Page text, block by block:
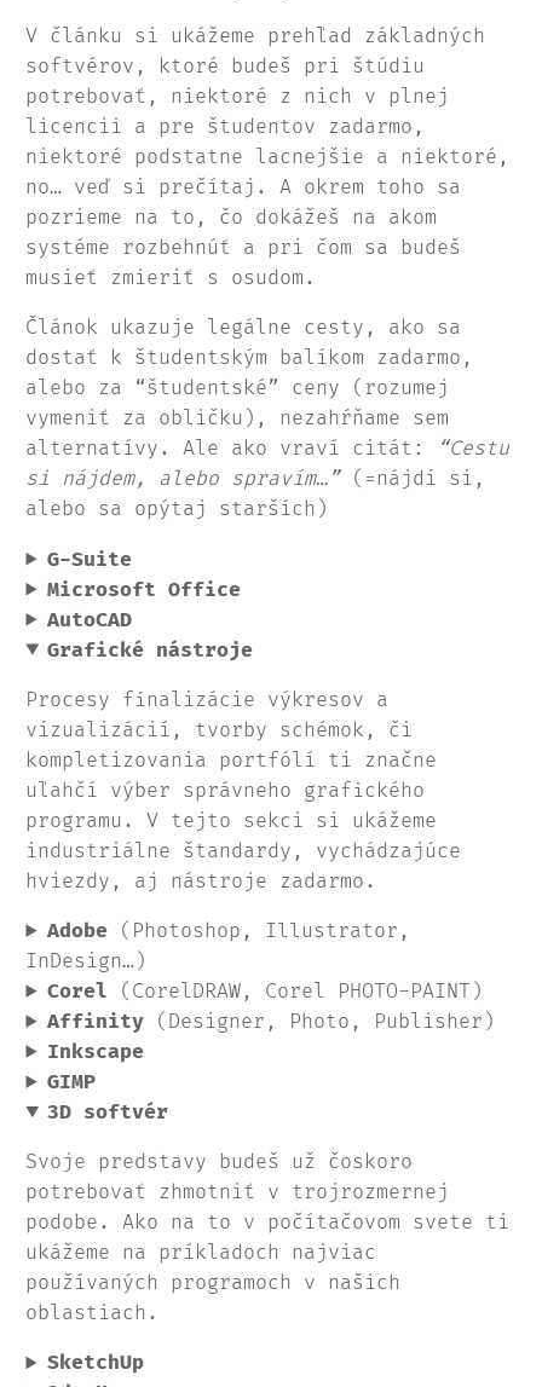
V článku si ukážeme prehľad základných
softvérov, ktoré budeš pri štúdiu
potrebovať, niektoré z nich v plnej
licencii a pre študentov zadarmo,
niektoré podstatne lacnejšie a niektoré,
no… veď si prečítaj. A okrem toho sa
pozrieme na to, čo dokážeš na akom
systéme rozbehnúť a pri čom sa budeš
musieť zmieriť s osudom.
Článok ukazuje legálne cesty, ako sa
dostať k študentským balíkom zadarmo,
alebo za “študentské” ceny (rozumej
vymeniť za obličku), nezahŕňame sem
alternatívy. Ale ako vraví citát:
“Cestu
si nájdem, alebo spravím…”(=nájdi si,
alebo sa opýtaj starších)
G-Suite
Microsoft Office
AutoCAD
Grafické nástroje
Procesy finalizácie výkresov a
vizualizácií, tvorby schémok, či
kompletizovania portfólí ti značne
uľahčí výber správneho grafického
programu. V tejto sekci si ukážeme
industriálne štandardy, vychádzajúce
hviezdy, aj nástroje zadarmo.
Adobe(Photoshop, Illustrator,
InDesign…)
Corel (CorelDRAW, Corel PHOTO-PAINT)
Affinity(Designer, Photo, Publisher)
Inkscape
GIMP
3D softvér
Svoje predstavy budeš už čoskoro
potrebovať zhmotniť v trojrozmernej
podobe. Ako na to v počítačovom svete ti
ukážeme na príkladoch najviac
používaných programoch v našich
oblastiach.
SketchUp